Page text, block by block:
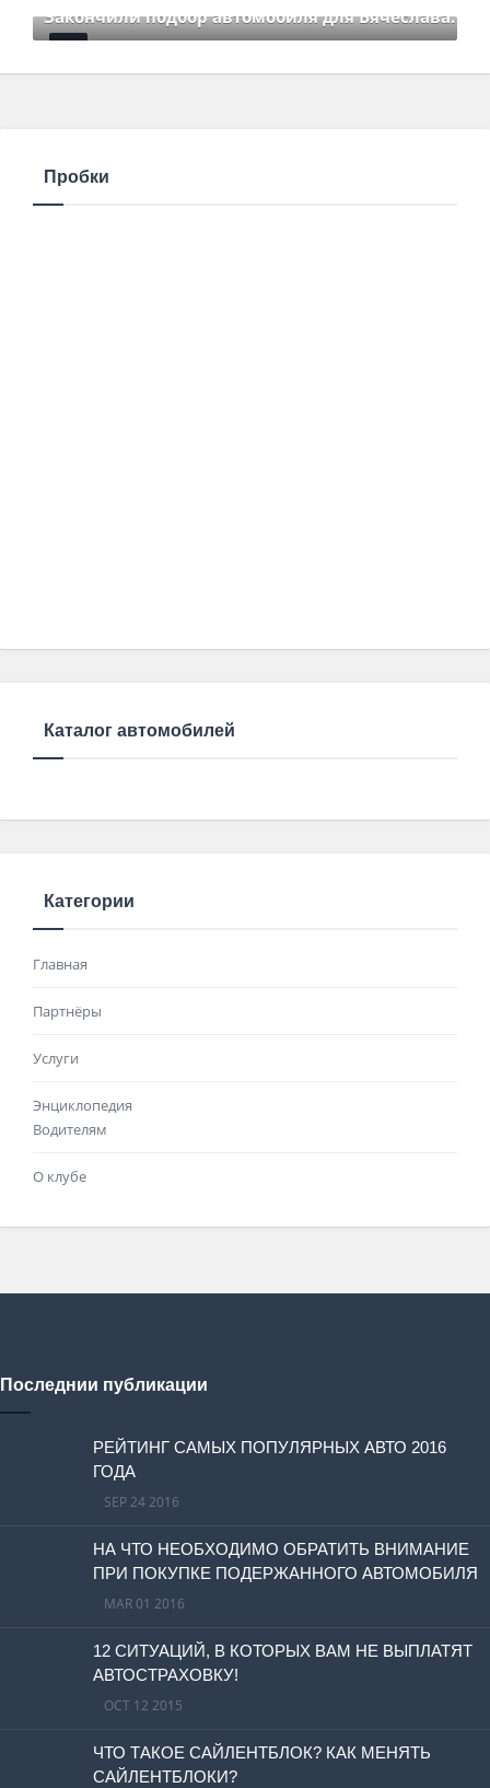
Закончили подбор автомобиля для Вячеслава.
Пробки
Каталог автомобилей
Категории
Главная
Партнёры
Услуги
Энциклопедия
Водителям
О клубе
Последнии публикации
РЕЙТИНГ САМЫХ ПОПУЛЯРНЫХ АВТО 2016
ГОДА
SEP 24 2016
НА ЧТО НЕОБХОДИМО ОБРАТИТЬ ВНИМАНИЕ
ПРИ ПОКУПКЕ ПОДЕРЖАННОГО АВТОМОБИЛЯ
MAR 01 2016
12 СИТУАЦИЙ, В КОТОРЫХ ВАМ НЕ ВЫПЛАТЯТ
АВТОСТРАХОВКУ!
OCT 12 2015
ЧТО ТАКОЕ САЙЛЕНТБЛОК? КАК МЕНЯТЬ
САЙЛЕНТБЛОКИ?